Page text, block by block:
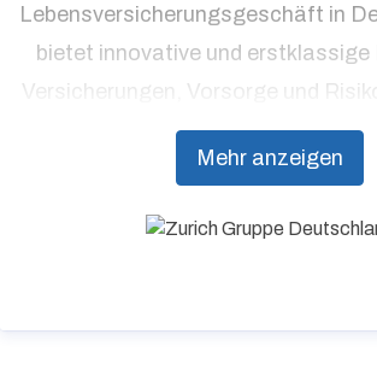
Lebensversicherungsgeschäft in
bietet innovative und erstklassige
Versicherungen, Vorsorge und
aus einer Hand. Individuelle
und hohe Beratungsqualität
Mehr anzeigen